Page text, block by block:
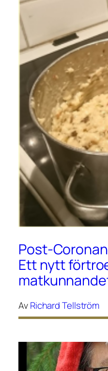
Post-
Ett nytt
AvRichard Tellström